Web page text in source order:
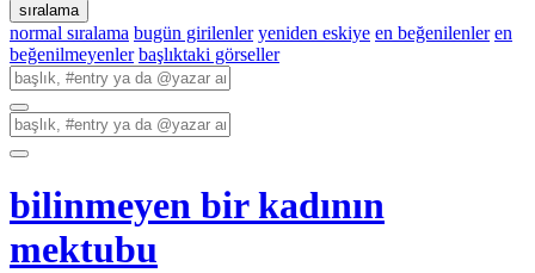
sıralama
normal sıralama bugün girilenler yeniden eskiye en beğenilenler en
beğenilmeyenler başlıktaki görseller
bilinmeyen bir kadının
mektubu